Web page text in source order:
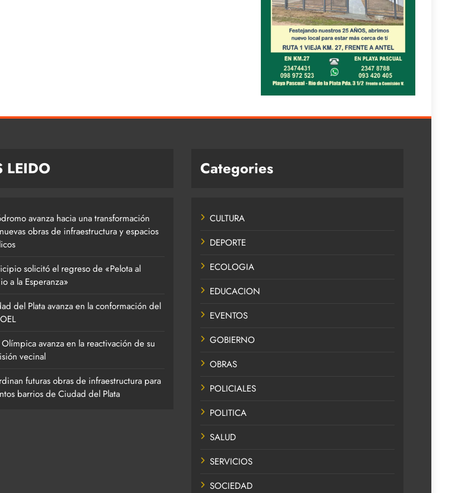
LEIDO
avanza hacia una transformación
obras de infraestructura y espacios
solicitó el regreso de «Pelota al
a la Esperanza»
del Plata avanza en la conformación del
avanza en la reactivación de su
vecinal
futuras obras de infraestructura para
barrios de Ciudad del Plata
Categories
CULTURA
DEPORTE
ECOLOGIA
EDUCACION
EVENTOS
GOBIERNO
OBRAS
POLICIALES
POLITICA
SALUD
SERVICIOS
SOCIEDAD